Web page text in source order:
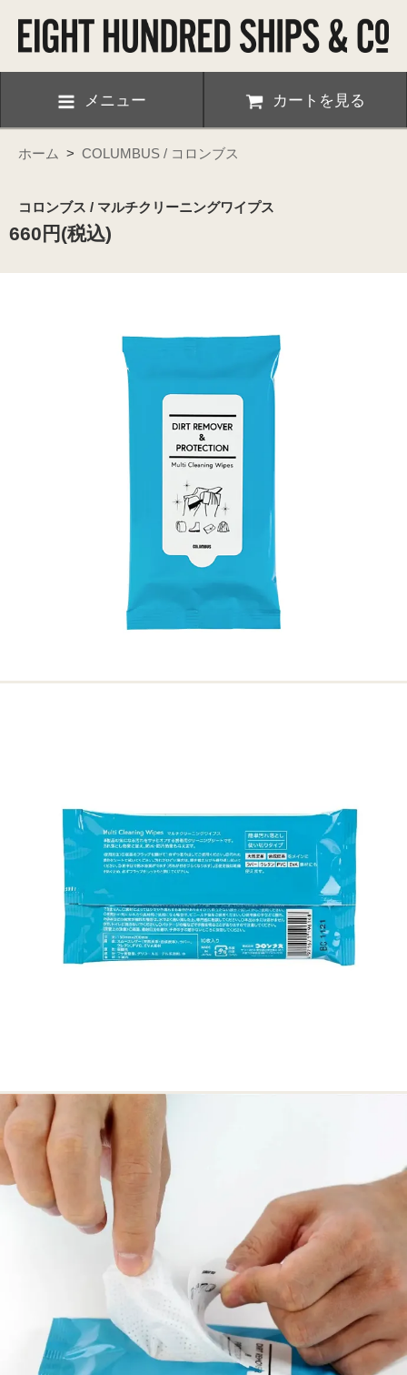
メニュー カートを見る
ホーム > COLUMBUS / コロンブス
コロンブス / マルチクリーニングワイプス
660円(税込)